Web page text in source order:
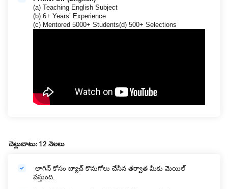
(a) Teaching English Subject
(b) 6+ Years’ Experience
(c) Mentored 5000+ Students(d) 500+ Selections
చెల్లుబాటు: 12 నెలలు
లాగిన్ కోసం బ్యాచ్ కొనుగోలు చేసిన తర్వాత మీకు మెయిల్
వస్తుంది.